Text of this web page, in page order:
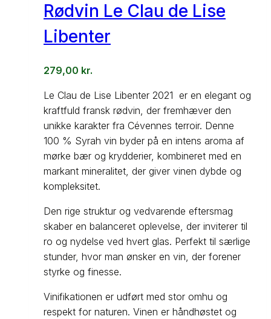
Rødvin Le Clau de Lise
Libenter
279,00 kr.
Le Clau de Lise Libenter 2021 er en elegant og
kraftfuld fransk rødvin, der fremhæver den
unikke karakter fra Cévennes terroir. Denne
100 % Syrah vin byder på en intens aroma af
mørke bær og krydderier, kombineret med en
markant mineralitet, der giver vinen dybde og
kompleksitet.
Den rige struktur og vedvarende eftersmag
skaber en balanceret oplevelse, der inviterer til
ro og nydelse ved hvert glas. Perfekt til særlige
stunder, hvor man ønsker en vin, der forener
styrke og finesse.
Vinifikationen er udført med stor omhu og
respekt for naturen. Vinen er håndhøstet og